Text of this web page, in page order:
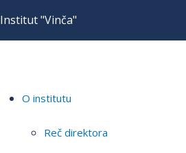
Institut "Vinča"
O institutu
Reč direktora